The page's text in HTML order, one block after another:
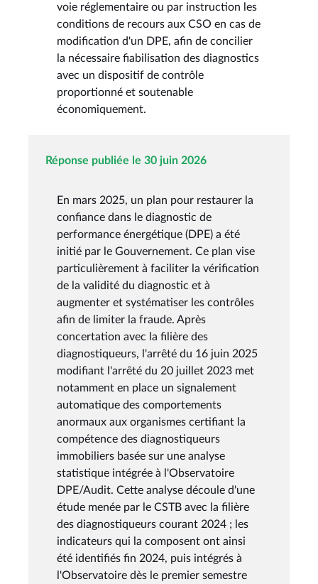
voie réglementaire ou par instruction les
conditions de recours aux CSO en cas de
modification d'un DPE, afin de concilier
la nécessaire fiabilisation des diagnostics
avec un dispositif de contrôle
proportionné et soutenable
économiquement.
Réponse publiée le 30 juin 2026
En mars 2025, un plan pour restaurer la
confiance dans le diagnostic de
performance énergétique (DPE) a été
initié par le Gouvernement. Ce plan vise
particulièrement à faciliter la vérification
de la validité du diagnostic et à
augmenter et systématiser les contrôles
afin de limiter la fraude. Après
concertation avec la filière des
diagnostiqueurs, l'arrêté du 16 juin 2025
modifiant l'arrêté du 20 juillet 2023 met
notamment en place un signalement
automatique des comportements
anormaux aux organismes certifiant la
compétence des diagnostiqueurs
immobiliers basée sur une analyse
statistique intégrée à l'Observatoire
DPE/Audit. Cette analyse découle d'une
étude menée par le CSTB avec la filière
des diagnostiqueurs courant 2024 ; les
indicateurs qui la composent ont ainsi
été identifiés fin 2024, puis intégrés à
l'Observatoire dès le premier semestre